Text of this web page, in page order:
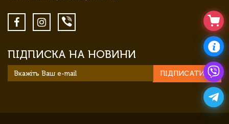
ПІДПИСКА НА НОВИНИ
ПІДПИСАТИСЯ